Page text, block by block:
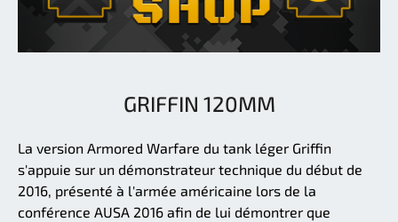
GRIFFIN 120MM
La version Armored Warfare du tank léger Griffin
s'appuie sur un démonstrateur technique du début de
2016, présenté à l'armée américaine lors de la
conférence AUSA 2016 afin de lui démontrer que